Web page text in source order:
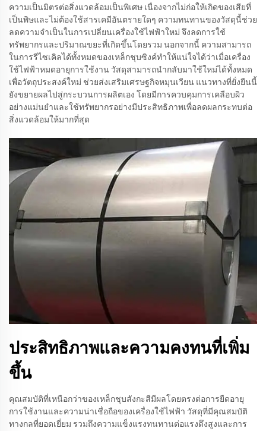
ความเป็นมิตรต่อสิ่งแวดล้อมเป็นพิเศษ เนื่องจากไม่ก่อให้เกิดของเสียที่
เป็นพิษและไม่ต้องใช้สารเคมีอันตรายใดๆ ความทนทานของวัสดุนี้ช่วย
ลดความจำเป็นในการเปลี่ยนเครื่องใช้ไฟฟ้าใหม่ จึงลดการใช้
ทรัพยากรและปริมาณขยะที่เกิดขึ้นโดยรวม นอกจากนี้ ความสามารถ
ในการรีไซเคิลได้ทั้งหมดของเหล็กชุบซิงค์ทำให้แน่ใจได้ว่าเมื่อเครื่อง
ใช้ไฟฟ้าหมดอายุการใช้งาน วัสดุสามารถนำกลับมาใช้ใหม่ได้ทั้งหมด
เพื่อวัตถุประสงค์ใหม่ ช่วยส่งเสริมเศรษฐกิจหมุนเวียน แนวทางที่ยั่งยืนนี้
ยังขยายผลไปสู่กระบวนการผลิตเอง โดยมีการควบคุมการเคลือบผิว
อย่างแม่นยำและใช้ทรัพยากรอย่างมีประสิทธิภาพเพื่อลดผลกระทบต่อ
สิ่งแวดล้อมให้มากที่สุด
ประสิทธิภาพและความคงทนที่เพิ่ม
ขึ้น
คุณสมบัติที่เหนือกว่าของเหล็กชุบสังกะสีมีผลโดยตรงต่อการยืดอายุ
การใช้งานและความน่าเชื่อถือของเครื่องใช้ไฟฟ้า วัสดุที่มีคุณสมบัติ
ทางกลที่ยอดเยี่ยม รวมถึงความแข็งแรงทนทานต่อแรงดึงสูงและการ